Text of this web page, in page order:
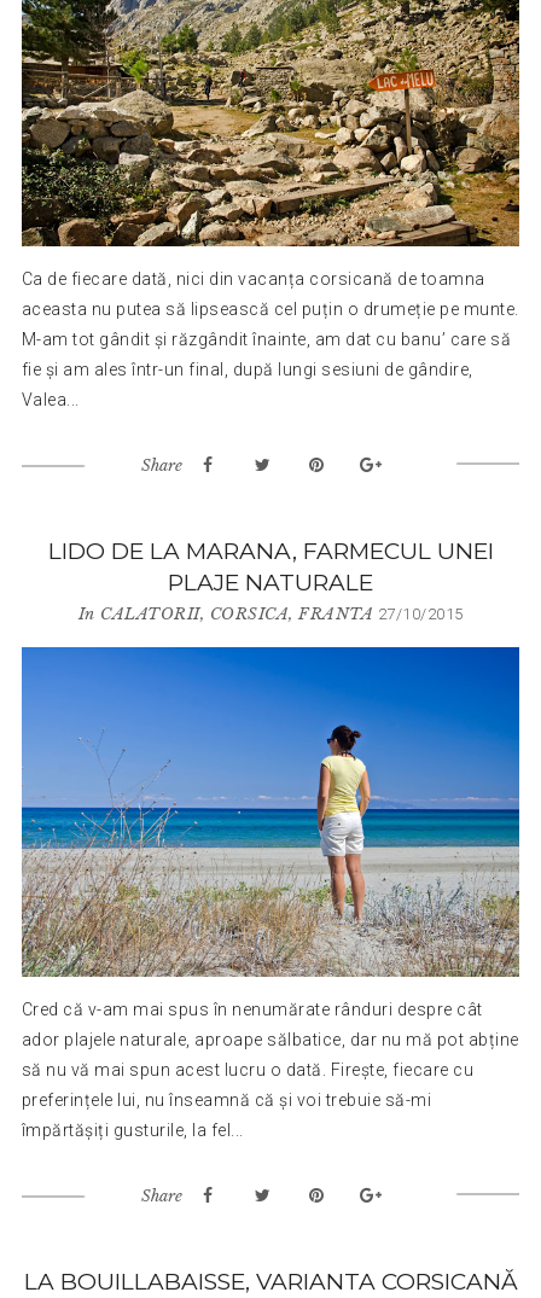
Ca de fiecare dată, nici din vacanța corsicană de toamna
aceasta nu putea să lipsească cel puțin o drumeție pe munte.
M-am tot gândit și răzgândit înainte, am dat cu banu’ care să
fie și am ales într-un final, după lungi sesiuni de gândire,
Valea...
Share
LIDO DE LA MARANA, FARMECUL UNEI
PLAJE NATURALE
In CALATORII, CORSICA,FRANTA 27/10/2015
Cred că v-am mai spus în nenumărate rânduri despre cât
ador plajele naturale, aproape sălbatice, dar nu mă pot abține
să nu vă mai spun acest lucru o dată. Firește, fiecare cu
preferințele lui, nu înseamnă că și voi trebuie să-mi
împărtășiți gusturile, la fel...
Share
LA BOUILLABAISSE, VARIANTA CORSICANĂ